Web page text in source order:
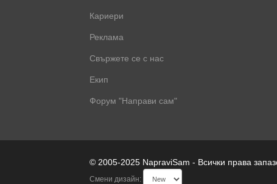
Кариери
Реклама
Свържете се с нас
Екип
Форум "Направи сам"
© 2005-2025 NapraviSam - Всички права
Смени дизайн: